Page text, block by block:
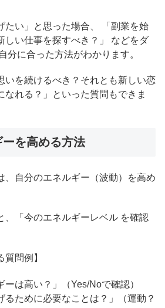
たい」と思った場合、 「副業を始
しい仕事を探すべき？」 などをダ
分に合った方法がわかります。
いを続けるべき？それとも新しい恋
なれる？」といった質問もできま
を高める方法
、自分のエネルギー（波動）を高め
、「今のエネルギーレベル を確認
質問例】
ーは高い？」（Yes/Noで確認）
るために必要なことは？」（運動？